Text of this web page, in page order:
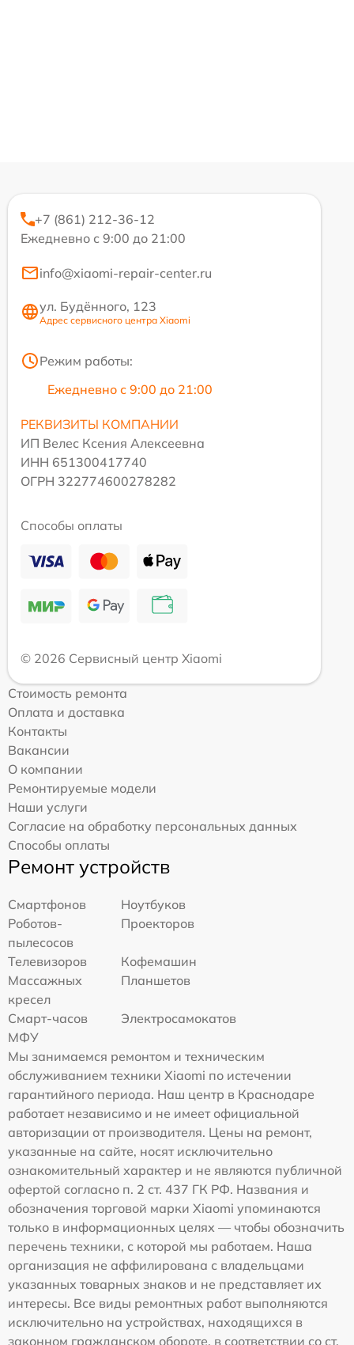
+7 (861) 212-36-12
Ежедневно с 9:00 до 21:00
info@xiaomi-repair-center.ru
ул. Будённого, 123
Адрес сервисного центра Xiaomi
Режим работы:
Ежедневно с 9:00 до 21:00
РЕКВИЗИТЫ КОМПАНИИ
ИП Велес Ксения Алексеевна
ИНН 651300417740
ОГРН 322774600278282
Способы оплаты
© 2026 Сервисный центр Xiaomi
Стоимость ремонта
Оплата и доставка
Контакты
Вакансии
О компании
Ремонтируемые модели
Наши услуги
Согласие на обработку персональных данных
Способы оплаты
Ремонт устройств
Смартфонов
Ноутбуков
Роботов-
пылесосов
Проекторов
Телевизоров
Кофемашин
Массажных
кресел
Планшетов
Смарт-часов
Электросамокатов
МФУ
Мы занимаемся ремонтом и техническим
обслуживанием техники Xiaomi по истечении
гарантийного периода. Наш центр в Краснодаре
работает независимо и не имеет официальной
авторизации от производителя. Цены на ремонт,
указанные на сайте, носят исключительно
ознакомительный характер и не являются публичной
офертой согласно п. 2 ст. 437 ГК РФ. Названия и
обозначения торговой марки Xiaomi упоминаются
только в информационных целях — чтобы обозначить
перечень техники, с которой мы работаем. Наша
организация не аффилирована с владельцами
указанных товарных знаков и не представляет их
интересы. Все виды ремонтных работ выполняются
исключительно на устройствах, находящихся в
законном гражданском обороте, в соответствии со ст.